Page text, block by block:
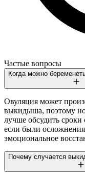
Частые вопросы
Когда можно
Овуляция может
выкидыша, поэтому
лучше обсудить
если были
эмоциональное
Почему случается